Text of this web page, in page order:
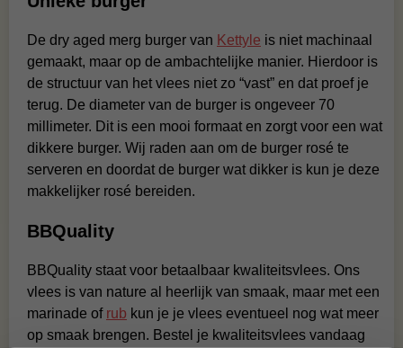
De dry aged merg burger van Kettyle is niet machinaal
gemaakt, maar op de ambachtelijke manier. Hierdoor is
de structuur van het vlees niet zo “vast” en dat proef je
terug. De diameter van de burger is ongeveer 70
millimeter. Dit is een mooi formaat en zorgt voor een wat
dikkere burger. Wij raden aan om de burger rosé te
serveren en doordat de burger wat dikker is kun je deze
makkelijker rosé bereiden.
BBQuality
BBQuality staat voor betaalbaar kwaliteitsvlees. Ons
vlees is van nature al heerlijk van smaak, maar met een
marinade of rub kun je je vlees eventueel nog wat meer
op smaak brengen. Bestel je kwaliteitsvlees vandaag